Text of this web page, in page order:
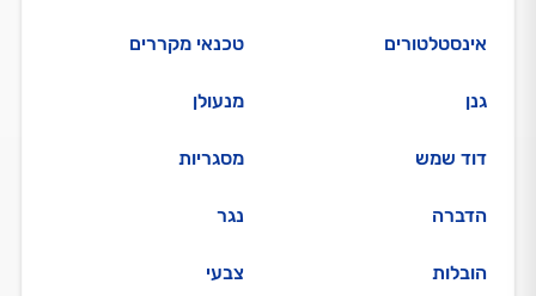
אינסטלטורים
גנן
דוד שמש
הדברה
הובלות
טכנאי מקררים
מנעולן
מסגריות
נגר
צבעי